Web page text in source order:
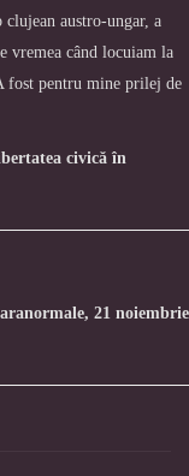
austro-ungar, a
vremea când locuiam la
pentru mine prilej de
civică în
21 noiembrie